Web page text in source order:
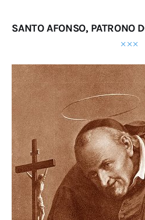
SANTO AFONSO, PATRONO